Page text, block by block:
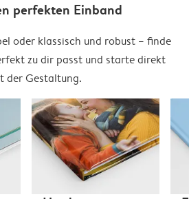
perfekten Einband
oder klassisch und robust – finde
zu dir passt und starte direkt
der Gestaltung.